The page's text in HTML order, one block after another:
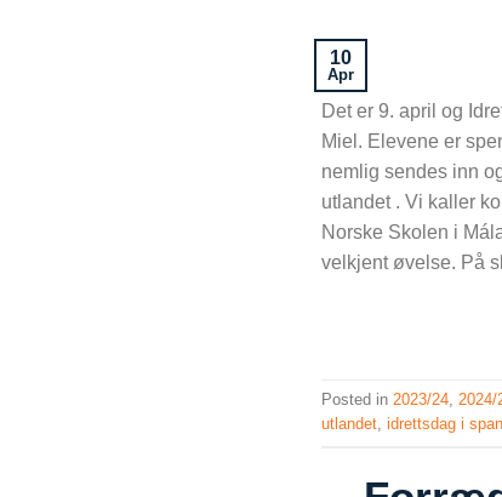
10
Apr
Det er 9. april og
Miel. Elevene er
nemlig sendes inn
utlandet . Vi kaller
Norske Skolen i
velkjent øvelse. På
Posted in2023/24,2024/
utlandet,idrettsdag i